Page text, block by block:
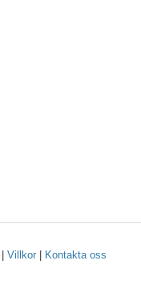
Villkor Kontakta oss